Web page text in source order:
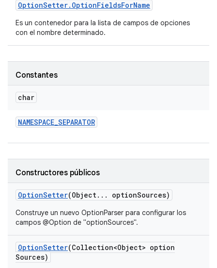
OptionSetter. OptionFieldsForName
Es un contenedor para la lista de campos de opciones
con el nombre determinado.
Constantes
char
NAMESPACE_SEPARATOR
Constructores públicos
OptionSetter(Object. . . optionSources)
Construye un nuevo OptionParser para configurar los
campos @Option de "optionSources".
OptionSetter(Collection<Object> option
Sources)